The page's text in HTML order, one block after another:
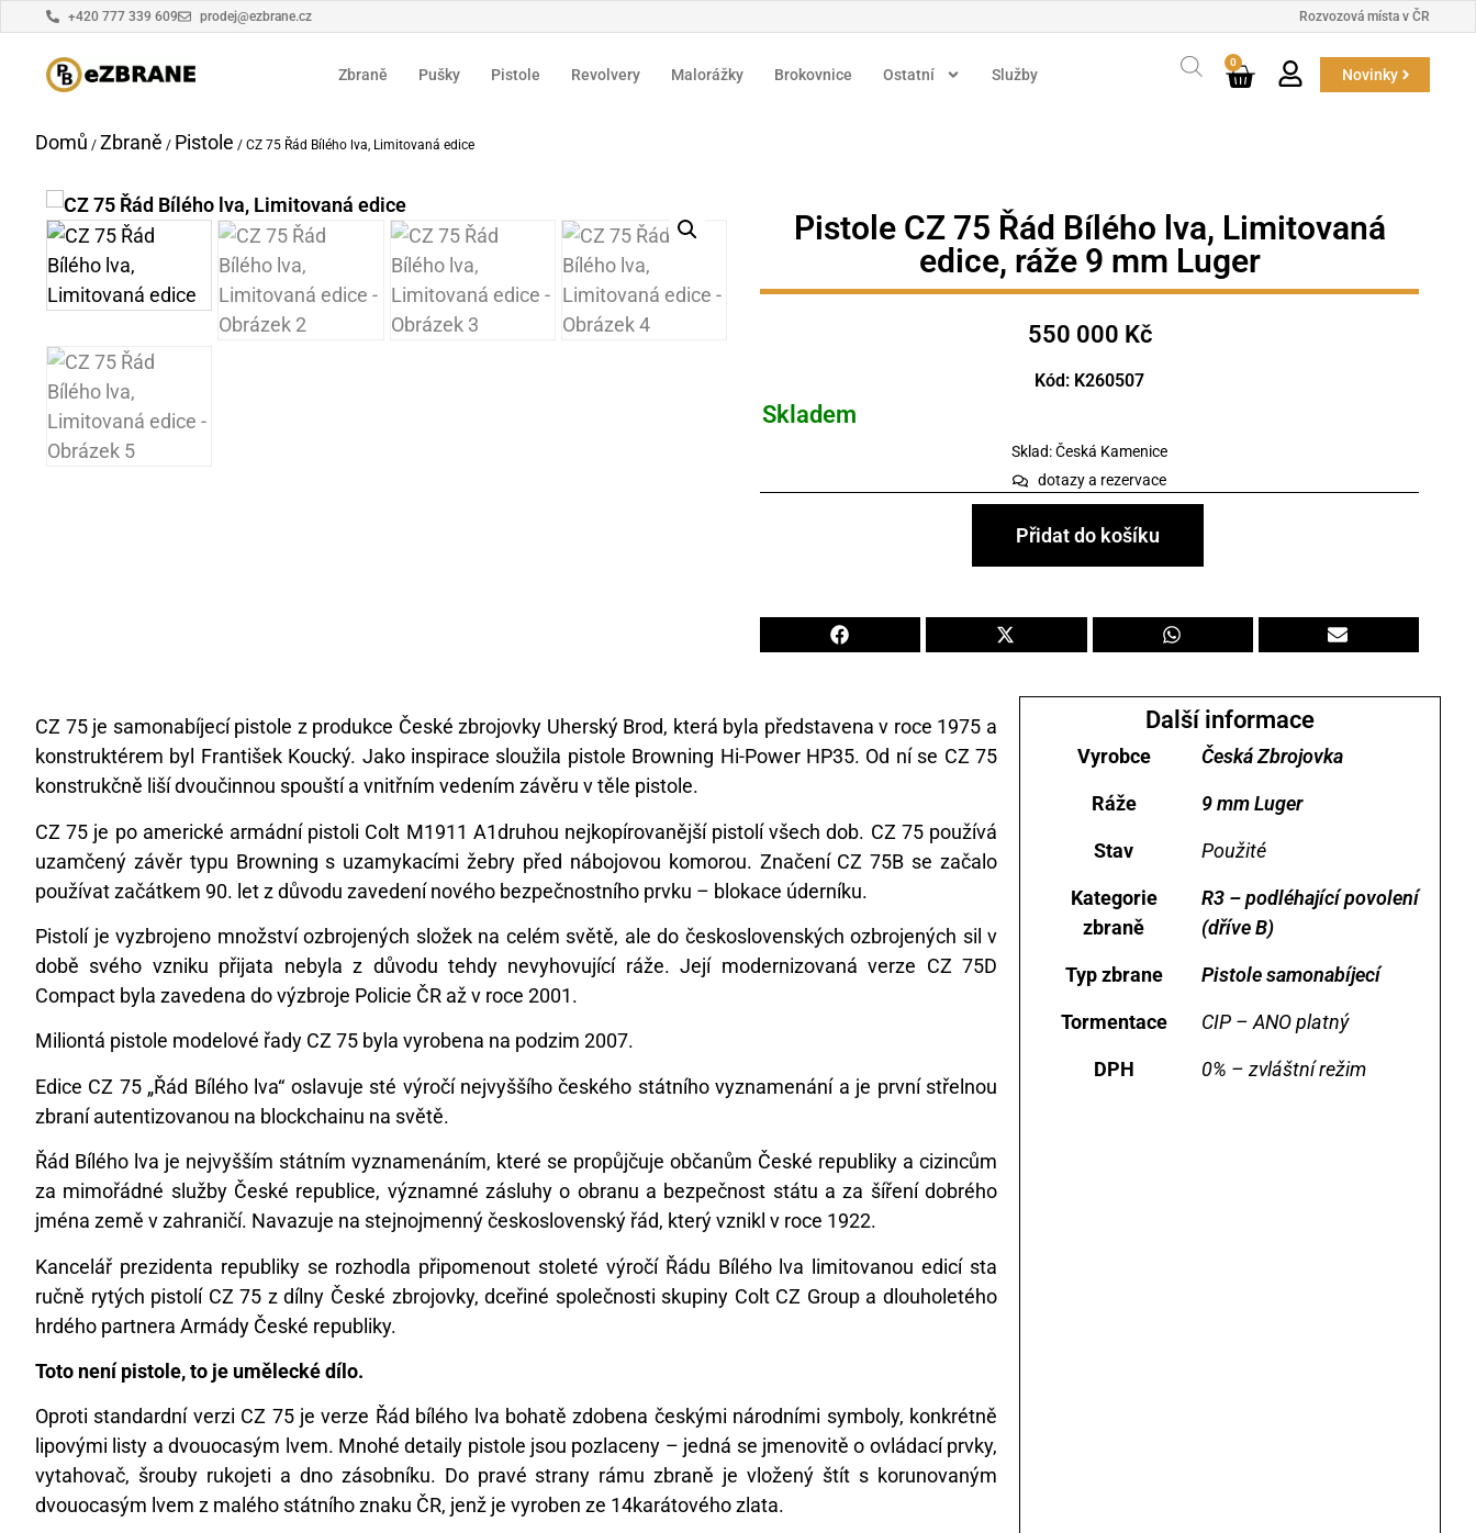
+420 777 339 609 prodej@ezbrane.cz Rozvozová místa v ČR
Zbraně Pušky Pistole Revolvery Malorážky Brokovnice Ostatní Služby
0
Novinky
Domů / Zbraně / Pistole / CZ 75 Řád Bílého lva, Limitovaná edice
Pistole CZ 75 Řád Bílého lva, Limitovaná
edice, ráže 9 mm Luger
550 000 Kč
Kód: K260507
Skladem
Sklad: Česká Kamenice
dotazy a rezervace
Přidat do košíku
CZ 75 je samonabíjecí pistole z produkce České zbrojovky Uherský Brod, která byla představena v roce 1975 a
konstruktérem byl František Koucký. Jako inspirace sloužila pistole Browning Hi-Power HP35. Od ní se CZ 75
konstrukčně liší dvoučinnou spouští a vnitřním vedením závěru v těle pistole.
CZ 75 je po americké armádní pistoli Colt M1911 A1druhou nejkopírovanější pistolí všech dob. CZ 75 používá
uzamčený závěr typu Browning s uzamykacími žebry před nábojovou komorou. Značení CZ 75B se začalo
používat začátkem 90. let z důvodu zavedení nového bezpečnostního prvku – blokace úderníku.
Pistolí je vyzbrojeno množství ozbrojených složek na celém světě, ale do československých ozbrojených sil v
době svého vzniku přijata nebyla z důvodu tehdy nevyhovující ráže. Její modernizovaná verze CZ 75D
Compact byla zavedena do výzbroje Policie ČR až v roce 2001.
Miliontá pistole modelové řady CZ 75 byla vyrobena na podzim 2007.
Edice CZ 75 „Řád Bílého lva“ oslavuje sté výročí nejvyššího českého státního vyznamenání a je první střelnou
zbraní autentizovanou na blockchainu na světě.
Řád Bílého lva je nejvyšším státním vyznamenáním, které se propůjčuje občanům České republiky a cizincům
za mimořádné služby České republice, významné zásluhy o obranu a bezpečnost státu a za šíření dobrého
jména země v zahraničí. Navazuje na stejnojmenný československý řád, který vznikl v roce 1922.
Kancelář prezidenta republiky se rozhodla připomenout stoleté výročí Řádu Bílého lva limitovanou edicí sta
ručně rytých pistolí CZ 75 z dílny České zbrojovky, dceřiné společnosti skupiny Colt CZ Group a dlouholetého
hrdého partnera Armády České republiky.
Toto není pistole, to je umělecké dílo.
Oproti standardní verzi CZ 75 je verze Řád bílého lva bohatě zdobena českými národními symboly, konkrétně
lipovými listy a dvouocasým lvem. Mnohé detaily pistole jsou pozlaceny – jedná se jmenovitě o ovládací prvky,
vytahovač, šrouby rukojeti a dno zásobníku. Do pravé strany rámu zbraně je vložený štít s korunovaným
dvouocasým lvem z malého státního znaku ČR, jenž je vyroben ze 14karátového zlata.
Další informace
Vyrobce Česká Zbrojovka
Ráže 9 mm Luger
Stav Použité
Kategorie
zbraně
R3 – podléhající povolení
(dříve B)
Typ zbrane Pistole samonabíjecí
Tormentace CIP – ANO platný
DPH 0% – zvláštní režim